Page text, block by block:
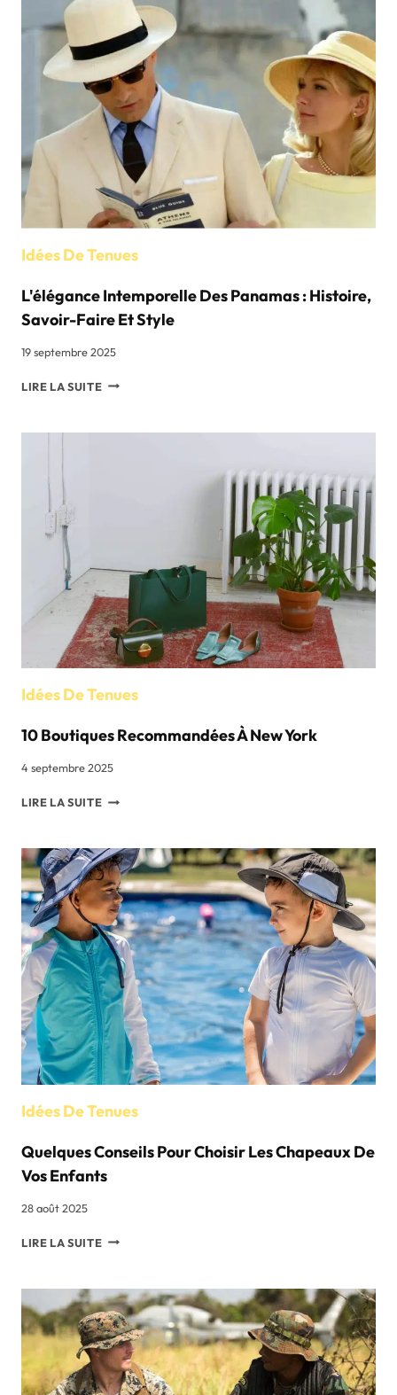
MARQUE
NORDIQUE
ICONIQUE
REDÉFINIT
LA
MODE
Idées De Tenues
L'élégance Intemporelle Des Panamas : Histoire,
Savoir-Faire Et Style
19 septembre 2025
LIRE LA SUITEL'ÉLÉGANCE
PANAMAS
Idées De Tenues
10 Boutiques Recommandées À New York
4 septembre 2025
LIRE LA SUITE10
À
NEW
YORK
Idées De Tenues
Quelques Conseils Pour Choisir Les Chapeaux De
Vos Enfants
28 août 2025
LIRE LA SUITEQUELQUES
CHOISIR
LES
CHAPEAUX
DE
VOS
ENFANTS